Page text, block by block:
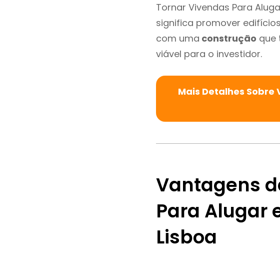
Tornar Vivendas Para
significa promover
com uma construção que
viável para o investidor.
Mais Detalhes Sobre
Vantagens
Para Alugar
Lisboa